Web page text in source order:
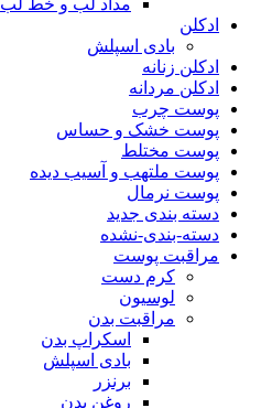
مداد لب و خط لب
ادکلن
بادی اسپلش
ادکلن زنانه
ادکلن مردانه
پوست چرب
پوست خشک و حساس
پوست مختلط
پوست ملتهب و آسیب دیده
پوست نرمال
دسته بندی جدید
دسته-بندی-نشده
مراقبت پوست
کرم دست
لوسیون
مراقبت بدن
اسکراپ بدن
بادی اسپلش
برنزر
روغن بدن